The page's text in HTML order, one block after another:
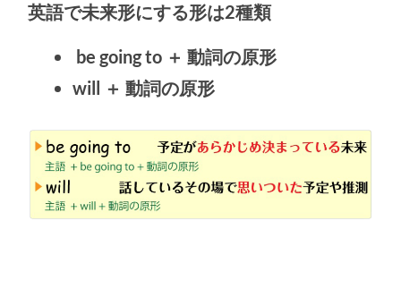
英語で未来形にする形は2種類
be going to ＋ 動詞の原形
will ＋ 動詞の原形